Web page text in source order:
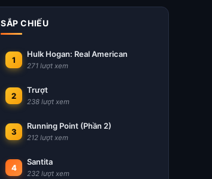
SẮP CHIẾU
1
Hulk Hogan: Real American
271 lượt xem
2
Trượt
238 lượt xem
3
Running Point (Phần 2)
212 lượt xem
4
Santita
232 lượt xem